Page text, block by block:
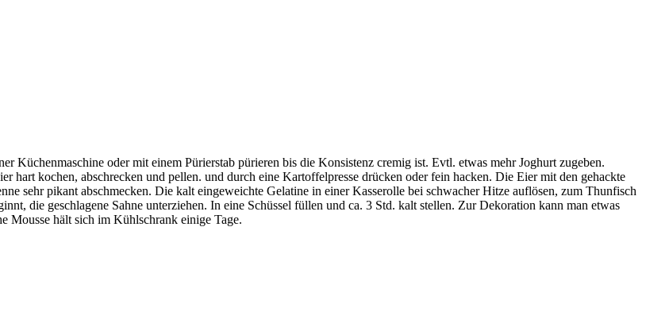
Küchenmaschine oder mit einem Pürierstab pürieren bis die Konsistenz cremig ist. Evtl. etwas mehr Joghurt zugeben.
hart kochen, abschrecken und pellen. und durch eine Kartoffelpresse drücken oder fein hacken. Die Eier mit den gehackte
sehr pikant abschmecken. Die kalt eingeweichte Gelatine in einer Kasserolle bei schwacher Hitze auflösen, zum Thunfisch
die geschlagene Sahne unterziehen. In eine Schüssel füllen und ca. 3 Std. kalt stellen. Zur Dekoration kann man etwas
Mousse hält sich im Kühlschrank einige Tage.